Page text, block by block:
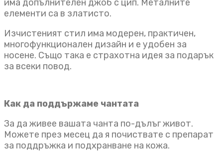
има допълнителен джоб с цип. Металните
елементи са в златисто.
Изчистеният стил има модерен, практичен,
многофункционален дизайн и е удобен за
носене. Също така е страхотна идея за подарък
за всеки повод.
Как да поддържаме чантата
За да живее вашата чанта по-дълъг живот.
Можете през месец да я почиствате с препарат
за поддръжка и подхранване на кожа.